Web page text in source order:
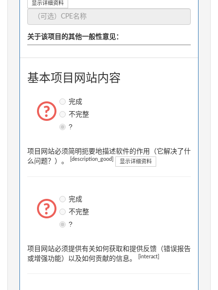
显示详细资料
关于该项目的其他一般性意见：
基本项目网站内容
完成
不完整
?
项目网站必须简明扼要地描述软件的作用（它解决了什
么问题？）。
[description_good] 显示详细资料
完成
不完整
?
项目网站必须提供有关如何获取和提供反馈（错误报告
或增强功能）以及如何贡献的信息。
[interact]